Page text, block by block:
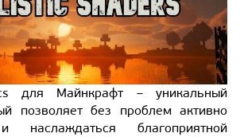
для Майнкрафт – уникальный
позволяет без проблем активно
наслаждаться благоприятной